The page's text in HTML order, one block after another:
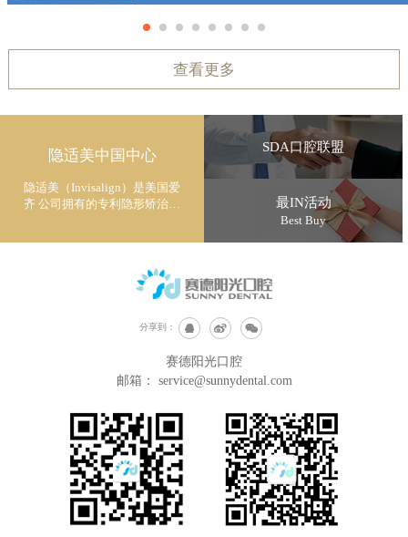
查看更多
隐适美中国中心
隐适美（Invisalign）是美国爱
齐 公司拥有的专利隐形矫治技
SDA口腔联盟
最IN活动
Best Buy
分享到：
赛德阳光口腔
邮箱： service@sunnydental.com